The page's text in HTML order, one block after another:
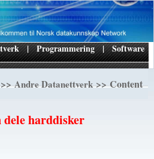
| Programmering | Software
Andre Datanettverk>> Content
harddisker